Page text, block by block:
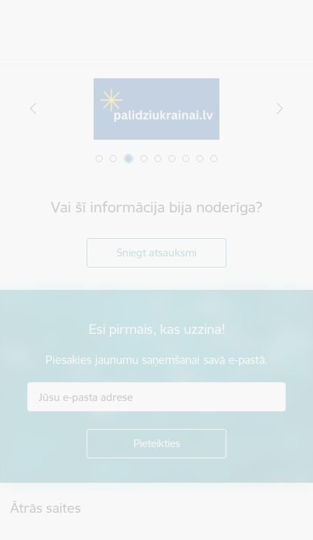
Vai šī informācija bija noderīga?
Sniegt atsauksmi
Esi pirmais, kas uzzina!
Piesakies jaunumu saņemšanai savā e-pastā.
Ātrās saites